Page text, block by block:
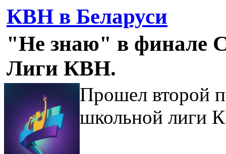
КВН в Беларуси
"Не знаю" в финале
Лиги КВН.
Прошел второй
школьной лиги